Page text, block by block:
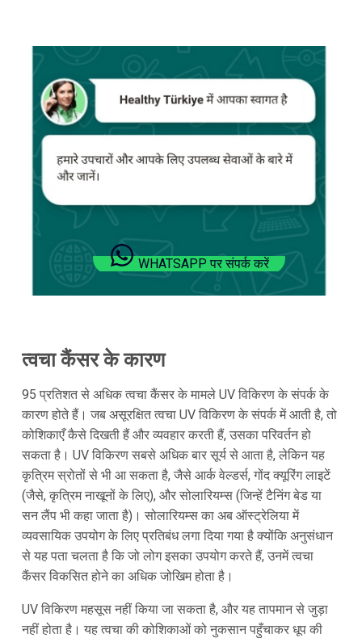
WHATSAPP पर संपर्क करें
त्वचा कैंसर के कारण
95 प्रतिशत से अधिक त्वचा कैंसर के मामले UV विकिरण के संपर्क के
कारण होते हैं। जब असूरक्षित त्वचा UV विकिरण के संपर्क में आती है, तो
कोशिकाएँ कैसे दिखती हैं और व्यवहार करती हैं, उसका परिवर्तन हो
सकता है। UV विकिरण सबसे अधिक बार सूर्य से आता है, लेकिन यह
कृत्रिम स्रोतों से भी आ सकता है, जैसे आर्क वेल्डर्स, गोंद क्यूरिंग लाइटें
(जैसे, कृत्रिम नाखूनों के लिए), और सोलारियम्स (जिन्हें टैनिंग बेड या
सन लैंप भी कहा जाता है)। सोलारियम्स का अब ऑस्ट्रेलिया में
व्यवसायिक उपयोग के लिए प्रतिबंध लगा दिया गया है क्योंकि अनुसंधान
से यह पता चलता है कि जो लोग इसका उपयोग करते हैं, उनमें त्वचा
कैंसर विकसित होने का अधिक जोखिम होता है।
UV विकिरण महसूस नहीं किया जा सकता है, और यह तापमान से जुड़ा
नहीं होता है। यह त्वचा की कोशिकाओं को नुकसान पहुँचाकर धूप की